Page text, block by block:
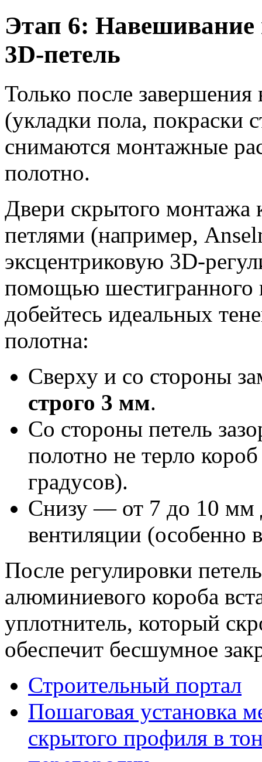
Этап 6: Навешивание
3D-петель
Только после
(укладки пола, покраски
снимаются монтажные
полотно.
Двери скрытого монтажа
петлями (например,
эксцентриковую 3D-
помощью
добейтесь идеальных
полотна:
Сверху и со стороны
строго 3 мм.
Со стороны петель
полотно не терло
градусов).
Снизу — от 7 до 10 мм
вентиляции (особенно
После регулировки
алюминиевого короба
уплотнитель, который
обеспечит бесшумное
Строительный портал
Пошаговая установка
скрытого профиля в